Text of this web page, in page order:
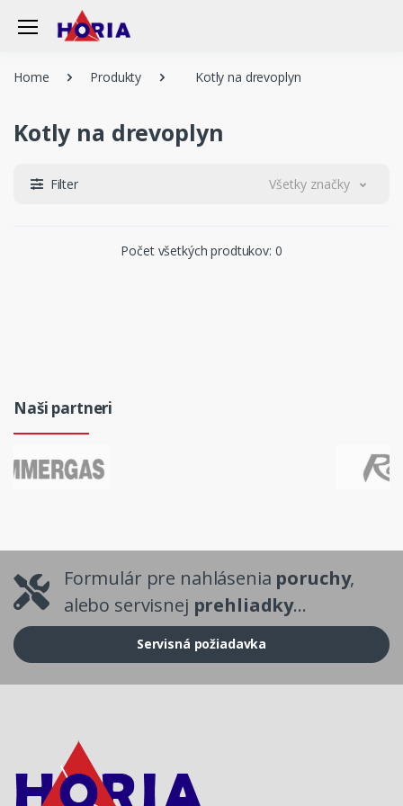
Home Produkty Kotly na drevoplyn
Kotly na drevoplyn
Filter Všetky značky
Počet všetkých prodtukov: 0
Naši partneri
Formulár pre nahlásenia poruchy,
alebo servisnej prehliadky...
Servisná požiadavka